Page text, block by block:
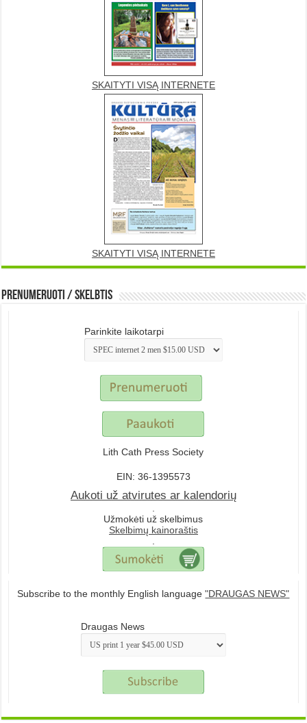
SKAITYTI VISĄ INTERNETE
SKAITYTI VISĄ INTERNETE
Prenumeruoti / Skelbtis
Parinkite laikotarpi
Lith Cath Press Society
EIN: 36-1395573
Aukoti už atvirutes ar kalendorių
.
Užmokėti už skelbimus
Skelbimų kainoraštis
.
Subscribe to the monthly English language"DRAUGAS NEWS"
Draugas News